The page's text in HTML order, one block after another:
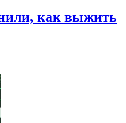
как выжить